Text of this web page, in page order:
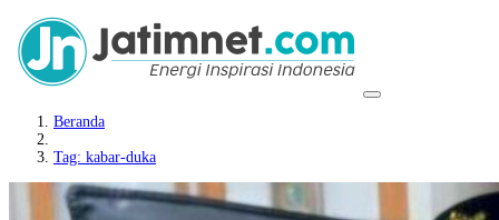
Beranda
Tag: kabar-duka